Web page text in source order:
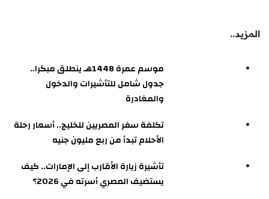
المزيد..
موسم عمرة 1448هـ ينطلق مبكرا..
جدول شامل للتأشيرات والدخول
والمغادرة
تكلفة سفر المصريين للخليج.. أسعار رحلة
الأحلام تبدأ من ربع مليون جنيه
تأشيرة زيارة الأقارب إلى الإمارات.. كيف
يستضيف المصري أسرته في 2026؟